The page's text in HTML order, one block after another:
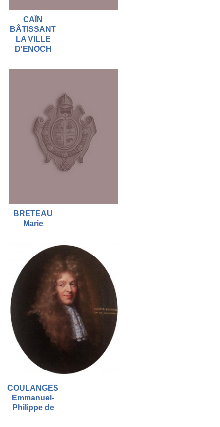
CAÏN
BÂTISSANT
LA VILLE
D'ENOCH
BRETEAU
Marie
COULANGES
Emmanuel-
Philippe de